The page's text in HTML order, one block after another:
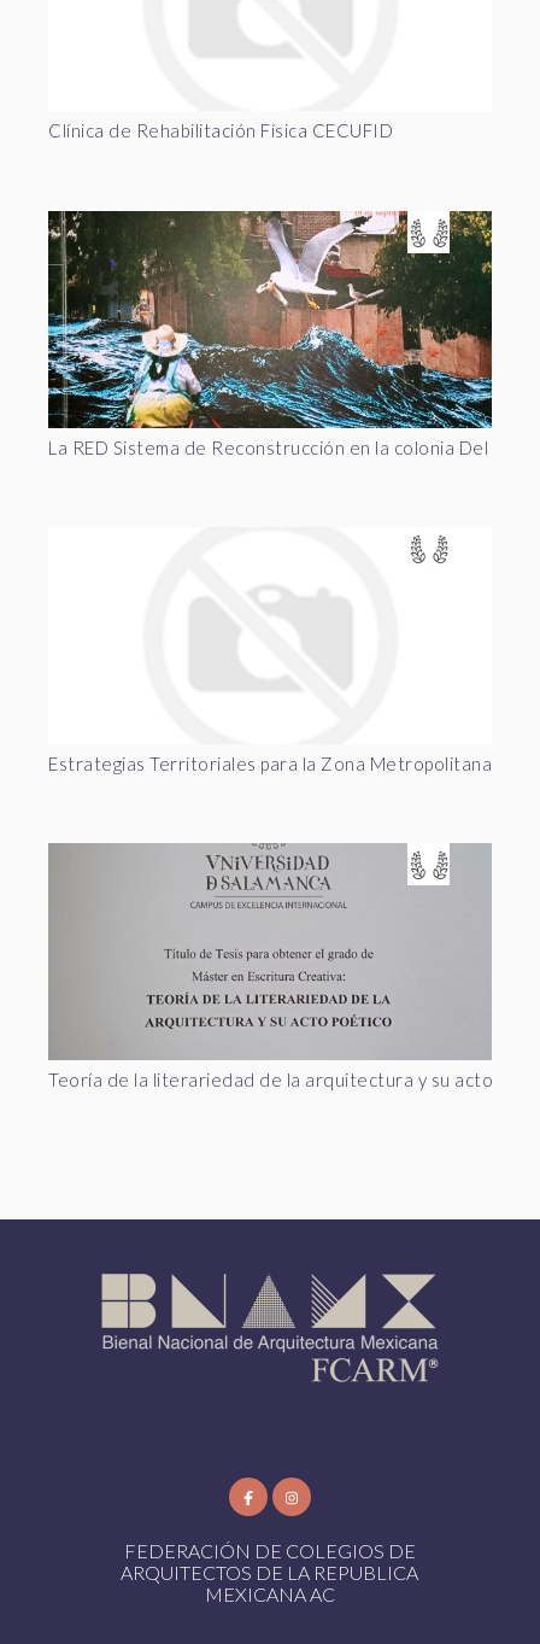
Clínica de Rehabilitación Física CECUFID
La RED Sistema de Reconstrucción en la colonia Del
Estrategias Territoriales para la Zona Metropolitana de
Teoría de la literariedad de la arquitectura y su acto
FEDERACIÓN DE COLEGIOS DE
ARQUITECTOS DE LA REPUBLICA
MEXICANA AC